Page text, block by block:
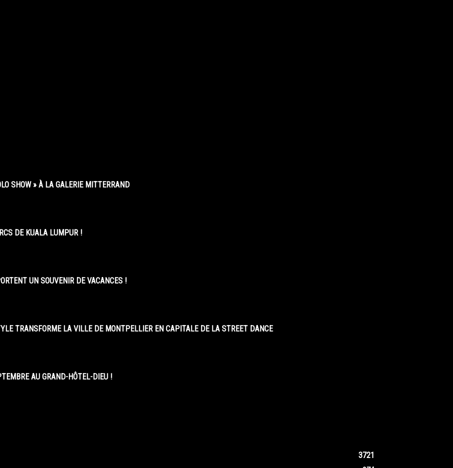
SHOW » À LA GALERIE MITTERRAND
DE KUALA LUMPUR !
UN SOUVENIR DE VACANCES !
TRANSFORME LA VILLE DE MONTPELLIER EN CAPITALE DE LA STREET DANCE
AU GRAND-HÔTEL-DIEU !
3721